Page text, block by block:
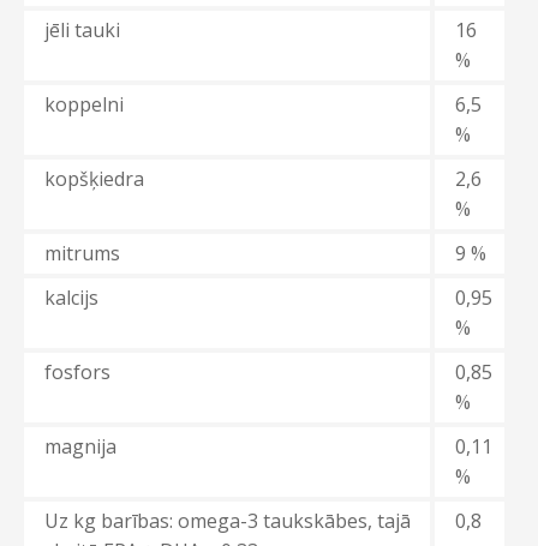
jēli tauki
16
%
koppelni
6,5
%
kopšķiedra
2,6
%
mitrums
9 %
kalcijs
0,95
%
fosfors
0,85
%
magnija
0,11
%
Uz kg barības: omega-3 taukskābes, tajā
0,8